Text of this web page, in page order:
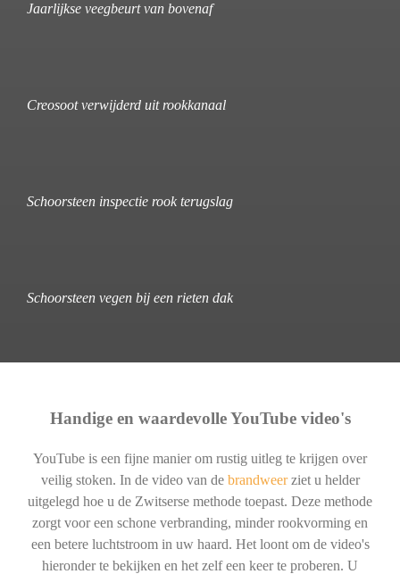
Jaarlijkse veegbeurt van bovenaf
Creosoot verwijderd uit rookkanaal
Schoorsteen inspectie rook terugslag
Schoorsteen vegen bij een rieten dak
Handige en waardevolle YouTube video's
YouTube is een fijne manier om rustig uitleg te krijgen over
veilig stoken. In de video van de brandweerziet u helder
uitgelegd hoe u de Zwitserse methode toepast. Deze methode
zorgt voor een schone verbranding, minder rookvorming en
een betere luchtstroom in uw haard. Het loont om de video's
hieronder te bekijken en het zelf een keer te proberen. U